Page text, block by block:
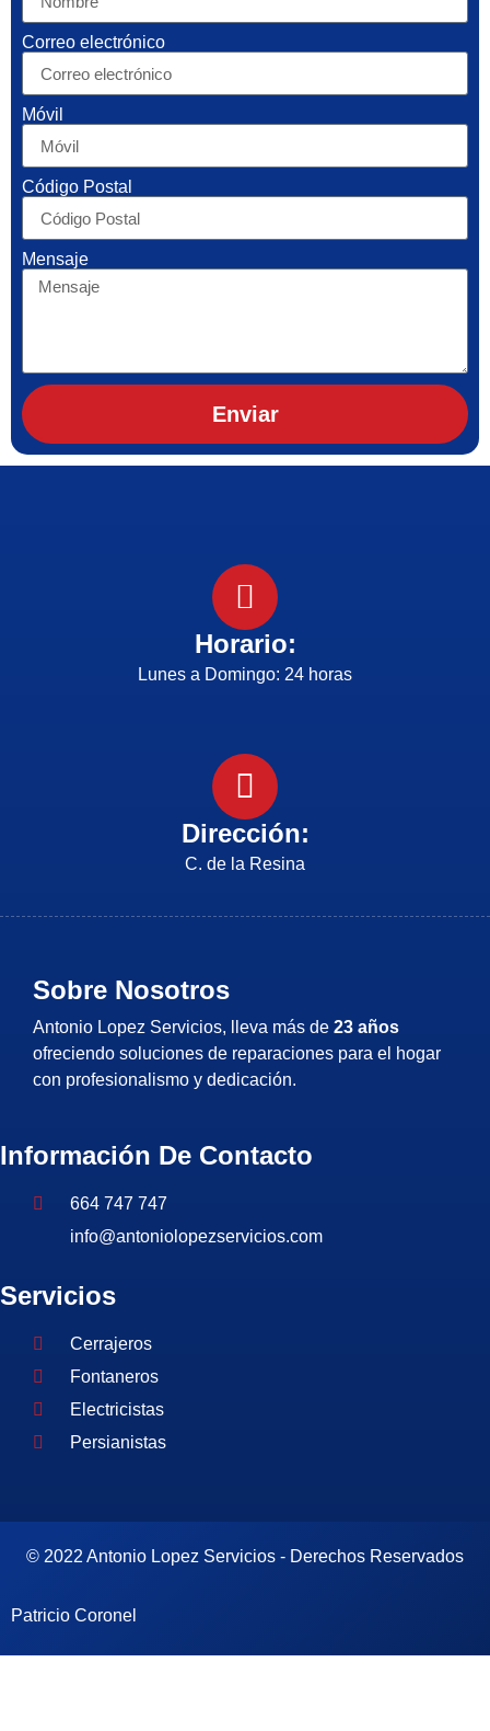
Correo electrónico
Móvil
Código Postal
Mensaje
Enviar
Horario:
Lunes a Domingo: 24 horas
Dirección:
C. de la Resina
Sobre Nosotros
Antonio Lopez Servicios, lleva más de 23 años
ofreciendo soluciones de reparaciones para el hogar
con profesionalismo y dedicación.
Información De Contacto
664 747 747
info@antoniolopezservicios.com
Servicios
Cerrajeros
Fontaneros
Electricistas
Persianistas
© 2022 Antonio Lopez Servicios - Derechos Reservados
Patricio Coronel